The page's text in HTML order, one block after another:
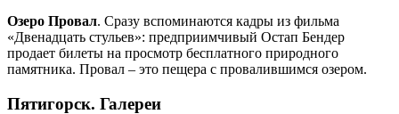
Озеро Провал. Сразу вспоминаются кадры из фильма
«Двенадцать стульев»: предприимчивый Остап Бендер
продает билеты на просмотр бесплатного природного
памятника. Провал – это пещера с провалившимся озером.
Пятигорск. Галереи